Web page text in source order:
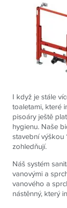
I když je stále
toaletami, které
pisoáry ještě
hygienu. Naše
stavební výškou
zohledňují.
Náš systém
vanovými a
vanového a
nástěnný, který